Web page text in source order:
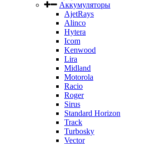
Аккумуляторы
AjetRays
Alinco
Hytera
Icom
Kenwood
Lira
Midland
Motorola
Racio
Roger
Sirus
Standard Horizon
Track
Turbosky
Vector